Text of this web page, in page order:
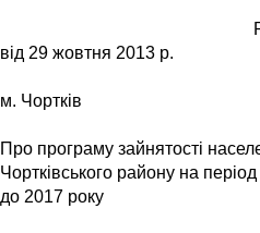
від 29 жовтня 2013 р.
м. Чортків
Про програму зайнятості
Чортківського району на період
до 2017 року